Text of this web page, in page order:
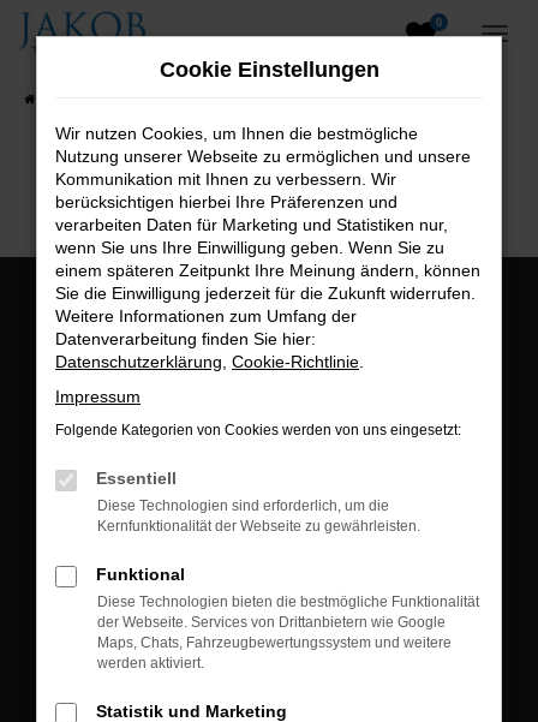
Zum
0
B2B-Shop
Öffnungszeiten:
Montag bis Freitag:
Postadresse:
Kontakt:
Tel.: +49 3745 760 90 20
Fax: +49 3745 760 90 21
Mail: fj@jakob-trading.com
Cookie Einstellungen
Wir nutzen Cookies, um Ihnen die bestmögliche
Nutzung unserer Webseite zu ermöglichen und unsere
Kommunikation mit Ihnen zu verbessern. Wir
berücksichtigen hierbei Ihre Präferenzen und
verarbeiten Daten für Marketing und Statistiken nur,
wenn Sie uns Ihre Einwilligung geben. Wenn Sie zu
einem späteren Zeitpunkt Ihre Meinung ändern, können
Sie die Einwilligung jederzeit für die Zukunft widerrufen.
Weitere Informationen zum Umfang der
Datenverarbeitung finden Sie hier:
Datenschutzerklärung Cookie-Richtlinie
Impressum
Folgende Kategorien von Cookies werden von uns eingesetzt:
Essentiell
Diese Technologien sind erforderlich, um die
Kernfunktionalität der Webseite zu gewährleisten.
Funktional
Diese Technologien bieten die bestmögliche Funktionalität
der Webseite. Services von Drittanbietern wie Google
Maps, Chats, Fahrzeugbewertungssystem und weitere
werden aktiviert.
Statistik und Marketing